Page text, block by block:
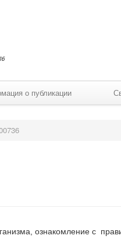
о публикации
ознакомление с